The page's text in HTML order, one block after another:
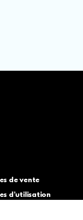
de vente
d’utilisation